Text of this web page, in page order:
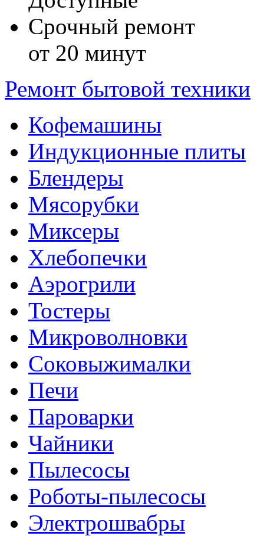
Срочный ремонт
от 20 минут
Ремонт бытовой техники
Кофемашины
Индукционные плиты
Блендеры
Мясорубки
Миксеры
Хлебопечки
Аэрогрили
Тостеры
Микроволновки
Соковыжималки
Печи
Пароварки
Чайники
Пылесосы
Роботы-пылесосы
Электрошвабры